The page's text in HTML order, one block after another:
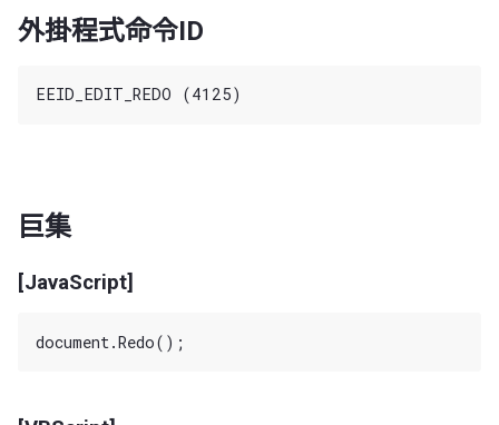
外掛程式命令ID
巨集
[JavaScript]